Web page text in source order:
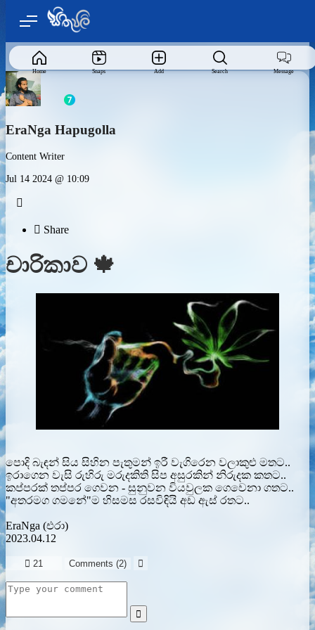
Home Snaps Add Search Message
EraNga Hapugolla
Content Writer
Jul 14 2024 @ 10:09

 Share
චාරිකාව 🍁
පොදි බැඳන් සිය සිහින පැතුමන් ඉරී වැගිරෙන වලාකුළු මතට..
ඉරාගෙන වැසි රුහිරු මරුදකිති සිප අසුරකින් නිරුදක කතට..
කප්පරක් තප්පර ගෙවන - සුනුවන වියවුලක ගෙවෙනා ගතට..
"අතරමග ගමනේ"ම හිසමස රසවිඳියි අඩ ඇස් රතට..
EraNga (එරා)
2023.04.12
 21 Comments (2) 
